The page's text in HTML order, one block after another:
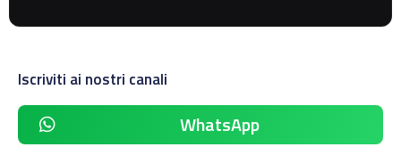
Iscriviti ai nostri canali
WhatsApp